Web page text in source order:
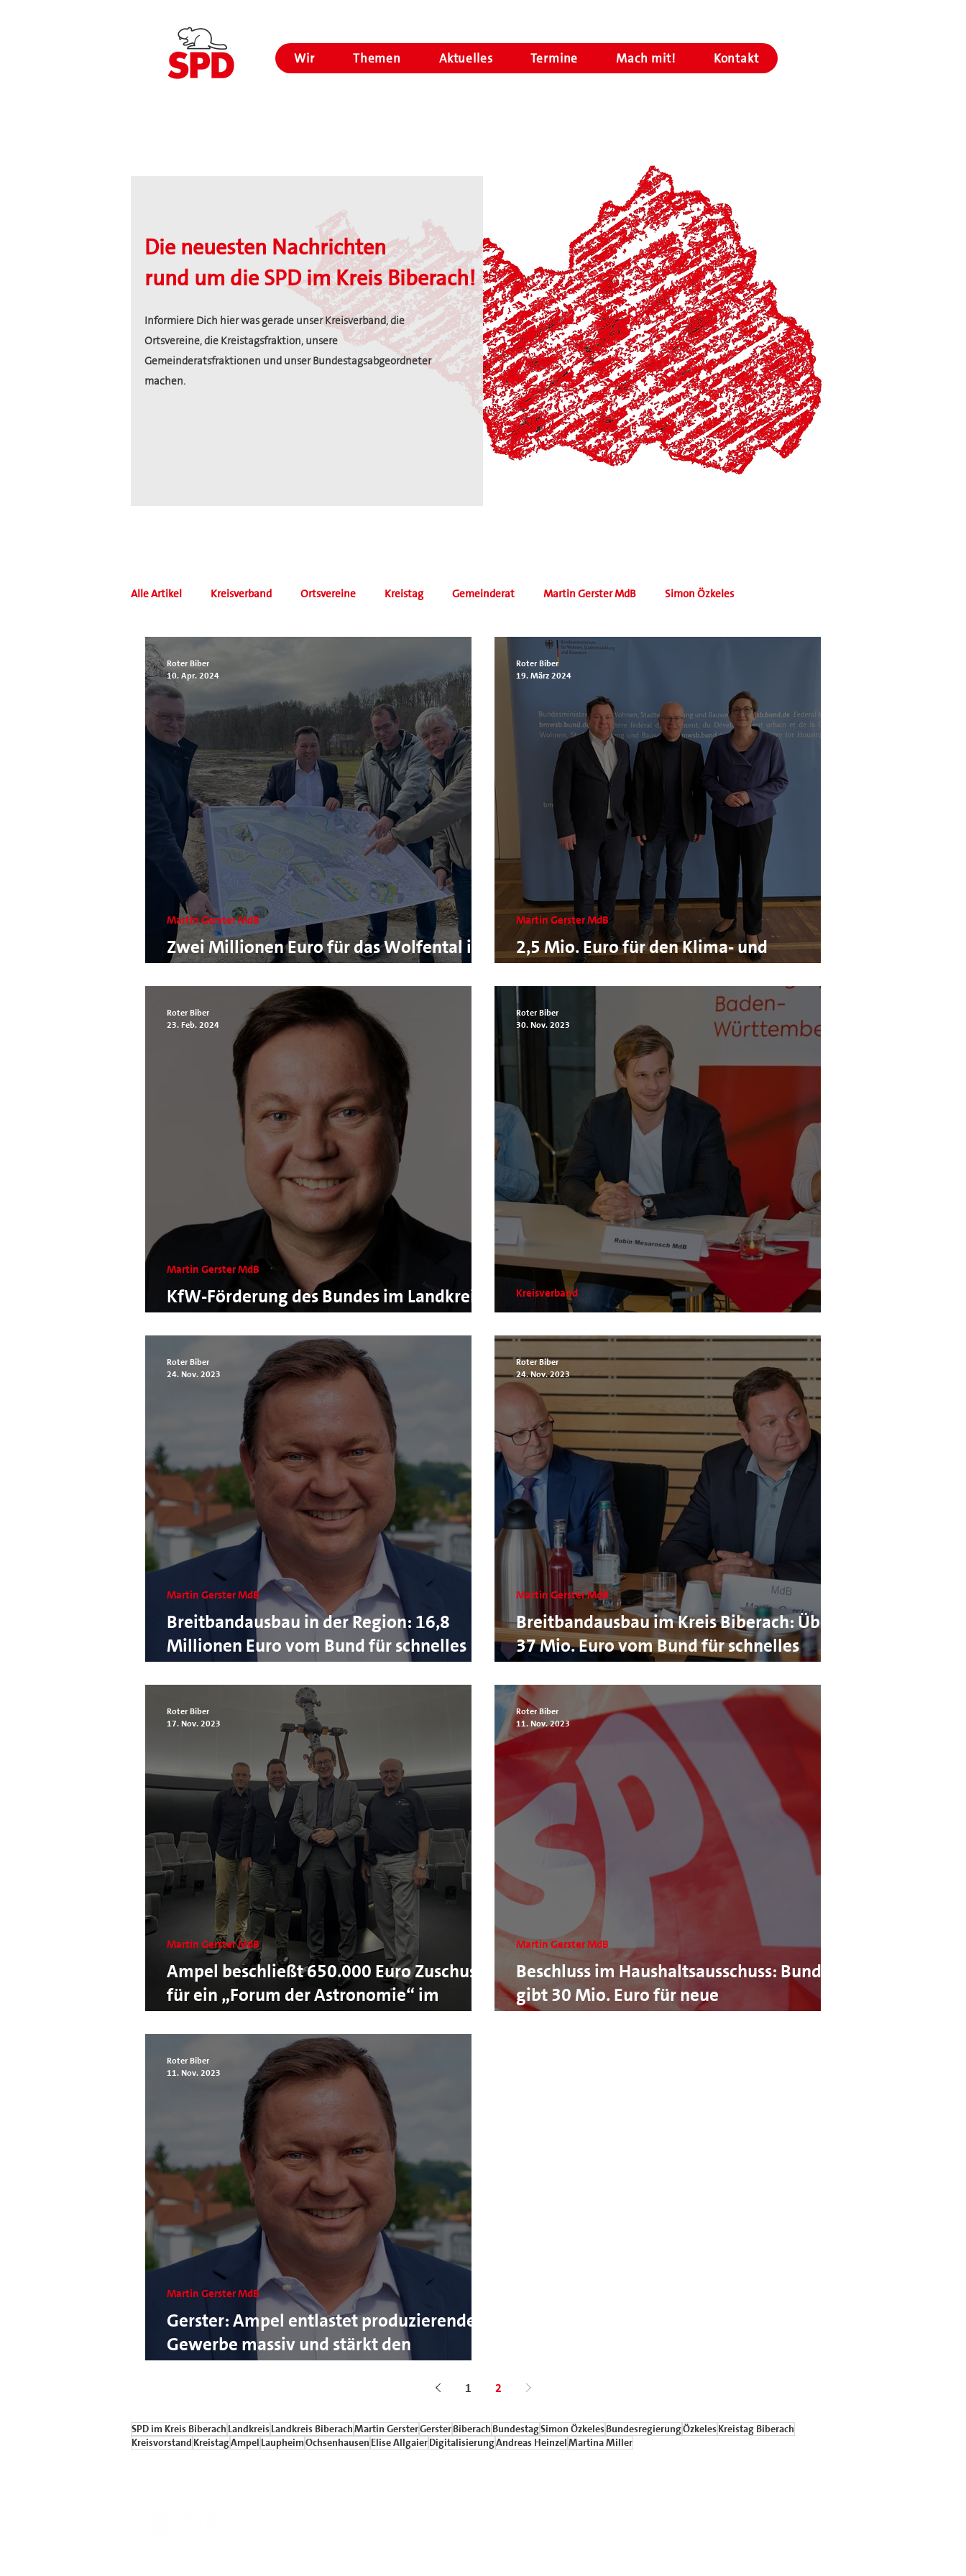
Wir Themen Aktuelles Termine Mach mit! Kontakt
Die neuesten Nachrichten
rund um die SPD im Kreis Biberach!
Informiere Dich hier was gerade unser Kreisverband, die
Ortsvereine, die Kreistagsfraktion, unsere
Gemeinderatsfraktionen und unser Bundestagsabgeordneter
machen.
Alle Artikel Kreisverband Ortsvereine Kreistag Gemeinderat Martin Gerster MdB Simon Özkeles
Zwei Millionen Euro für das Wolfental in
Biberach
Martin Gerster MdB
Roter Biber
10. Apr. 2024
2,5 Mio. Euro für den Klima- und
Hochwasserschutz in Riedlingen
Martin Gerster MdB
Roter Biber
19. März 2024
KfW-Förderung des Bundes im Landkreis
Biberach erneut auf hohem Niveau
Martin Gerster MdB
Roter Biber
23. Feb. 2024
Fraktion vor Ort mit Robin Mesarosch
Kreisverband
Roter Biber
30. Nov. 2023
Breitbandausbau in der Region: 16,8
Millionen Euro vom Bund für schnelles
Internet in Rot an der Ro
Martin Gerster MdB
Roter Biber
24. Nov. 2023
Breitbandausbau im Kreis Biberach: Über
37 Mio. Euro vom Bund für schnelles
Internet in 20 Städten
Martin Gerster MdB
Roter Biber
24. Nov. 2023
Ampel beschließt 650.000 Euro Zuschuss
für ein „Forum der Astronomie“ im
Planetarium Laupheim
Martin Gerster MdB
Roter Biber
17. Nov. 2023
Beschluss im Haushaltsausschuss: Bund
gibt 30 Mio. Euro für neue
Sirenenförderung frei
Martin Gerster MdB
Roter Biber
11. Nov. 2023
Gerster: Ampel entlastet produzierendes
Gewerbe massiv und stärkt den
Wirtschaftsstandort Deutschla
Martin Gerster MdB
Roter Biber
11. Nov. 2023
1 2
SPD im Kreis Biberach LandkreisLandkreis BiberachMartin GersterGersterBiberach BundestagSimon ÖzkelesBundesregierungÖzkelesKreistag Biberach
Kreisvorstand KreistagAmpel LaupheimOchsenhausen Elise AllgaierDigitalisierungAndreas HeinzelMartina Miller